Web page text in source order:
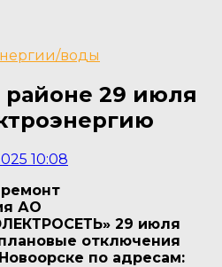
воды
29 июля
10:08
АО
29 июля
отключения
по адресам: